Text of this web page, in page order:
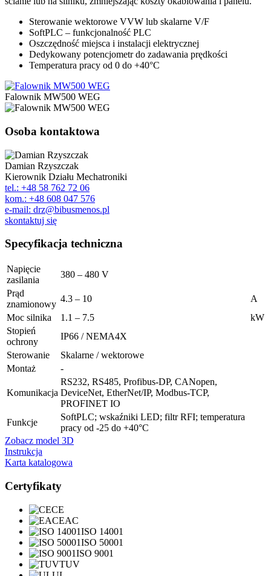
Sterowanie wektorowe VVW lub skalarne V/F
SoftPLC – funkcjonalność PLC
Oszczędność miejsca i instalacji elektrycznej
Dedykowany potencjometr do zadawania prędkości
Temperatura pracy od 0 do +40°C
Falownik MW500 WEG
Osoba kontaktowa
Damian Rzyszczak
Kierownik Działu Mechatroniki
tel.: +48 58 762 72 06
kom.: +48 608 047 576
e-mail: drz@bibusmenos.pl
skontaktuj się
Specyfikacja techniczna
Napięcie
zasilania
380 – 480 V
Prąd
znamionowy
4.3 – 10
A
Moc silnika
1.1 – 7.5
kW
Stopień
ochrony
IP66 / NEMA4X
Sterowanie
Skalarne / wektorowe
Montaż
-
Komunikacja
RS232, RS485, Profibus-DP, CANopen,
DeviceNet, EtherNet/IP, Modbus-TCP,
PROFINET IO
Funkcje
SoftPLC; wskaźniki LED; filtr RFI; temperatura
pracy od -25 do +40°C
Zobacz model 3D
Instrukcja
Karta katalogowa
Certyfikaty
CE
EAC
ISO 14001
ISO 50001
ISO 9001
TUV